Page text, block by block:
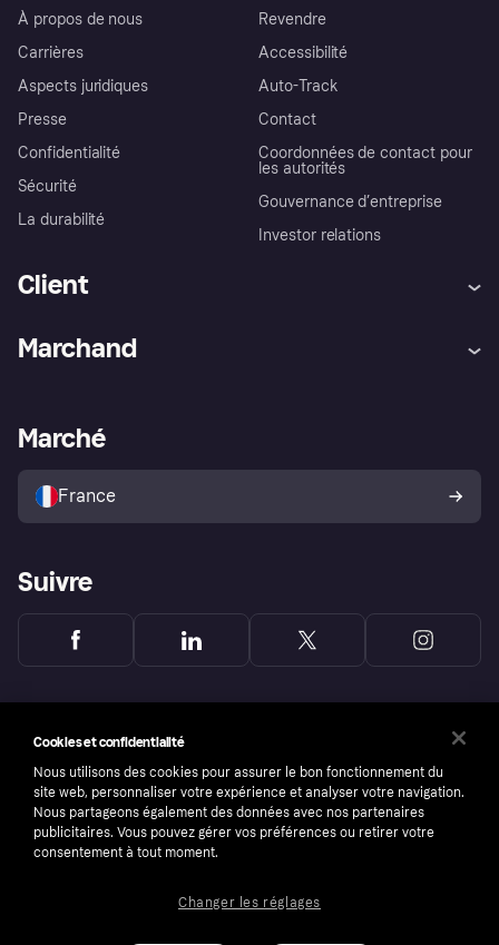
À propos de nous
Carrières
Aspects juridiques
Presse
Confidentialité
Sécurité
La durabilité
Revendre
Accessibilité
Auto-Track
Contact
Coordonnées de contact pour
les autorités
Gouvernance d’entreprise
Investor relations
Client
Explorez les magasins
Politique de protection de
l’acheteur Klarna
Marchand
Portail Marchand
Marché
France
Suivre
Cookies et confidentialité
Nous utilisons des cookies pour assurer le bon fonctionnement du
site web, personnaliser votre expérience et analyser votre navigation.
Nous partageons également des données avec nos partenaires
publicitaires. Vous pouvez gérer vos préférences ou retirer votre
consentement à tout moment.
Changer les réglages